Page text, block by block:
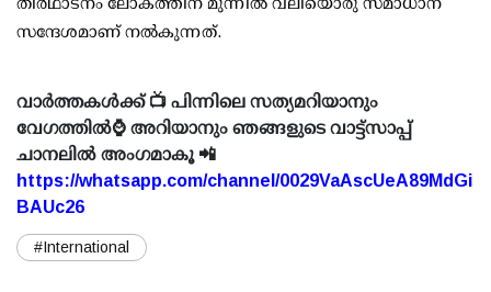
സന്ദേശമാണ് നൽകുന്നത്.
വാർത്തകൾക്ക് 📺 പിന്നിലെ സത്യമറിയാനും
വേഗത്തിൽ⌚ അറിയാനും ഞങ്ങളുടെ വാട്ട്സാപ്പ്
ചാനലിൽ അംഗമാകൂ 📲
https://whatsapp.com/channel/0029VaAscUeA89MdGi
BAUc26
#International